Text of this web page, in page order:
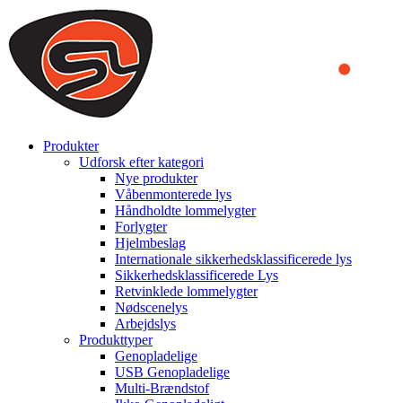
We use cookies to ensure that we provide you the best experience
on our website. By continuing to browse this website, you accept
that cookies are used to help us analyze how the website is used and
to offer you a better experience. To learn more or to find out how
you can disable cookies, you can access our
Produkter
Udforsk efter kategori
Nye produkter
Våbenmonterede lys
Håndholdte lommelygter
Forlygter
Hjelmbeslag
Internationale sikkerhedsklassificerede lys
Sikkerhedsklassificerede Lys
Retvinklede lommelygter
Nødscenelys
Arbejdslys
Produkttyper
Genopladelige
USB Genopladelige
Multi-Brændstof